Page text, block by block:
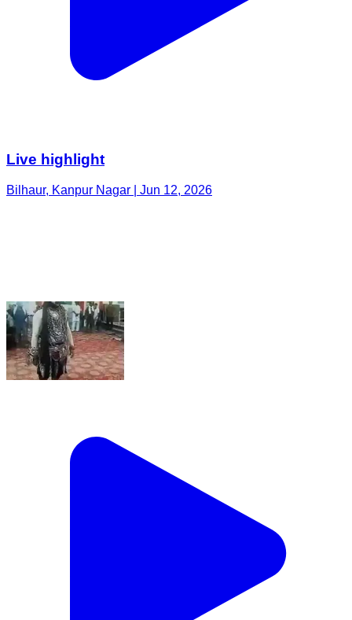
Live highlight
Bilhaur, Kanpur Nagar | Jun 12, 2026